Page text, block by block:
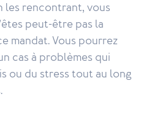
les rencontrant, vous
peut-être pas la
mandat. Vous pourrez
cas à problèmes qui
ou du stress tout au long